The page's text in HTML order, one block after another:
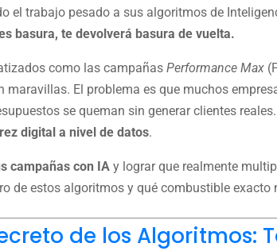
el trabajo pesado a sus algoritmos de
basura, te devolverá basura de vuelta.
como las campañasPerformance Max
maravillas. El problema es que muchos
se queman sin generar clientes
digital a nivel de datos.
campañas con IA y lograr que realmente
de estos algoritmos y qué combustible exacto
de los Algoritmos: